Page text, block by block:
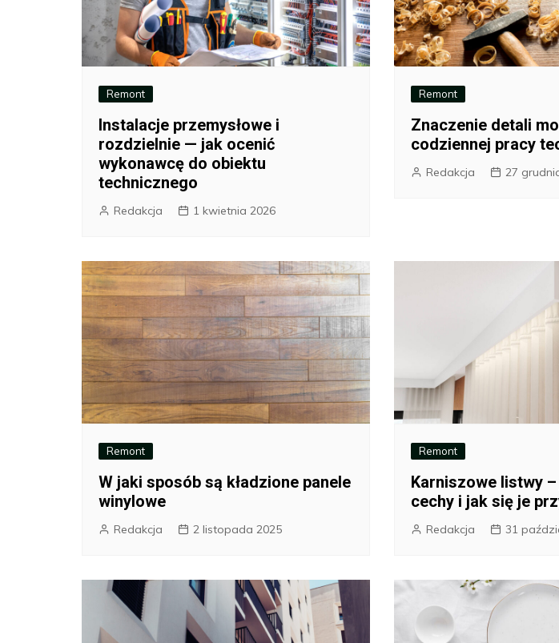
Remont
Instalacje przemysłowe i
rozdzielnie — jak ocenić
wykonawcę do obiektu
technicznego
Redakcja 1 kwietnia 2026
Remont
Znaczenie detali
codziennej pracy
Redakcja 27
Remont
W jaki sposób są kładzione panele
winylowe
Redakcja 2 listopada 2025
Remont
Karniszowe listwy
cechy i jak się je
Redakcja 31